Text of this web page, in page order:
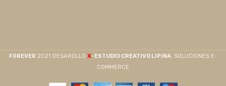
F0REVER 2021 DESAROLLO X-ESTUDIO CREATIVO LIPINA. SOLUCIONES E-
COMMERCE